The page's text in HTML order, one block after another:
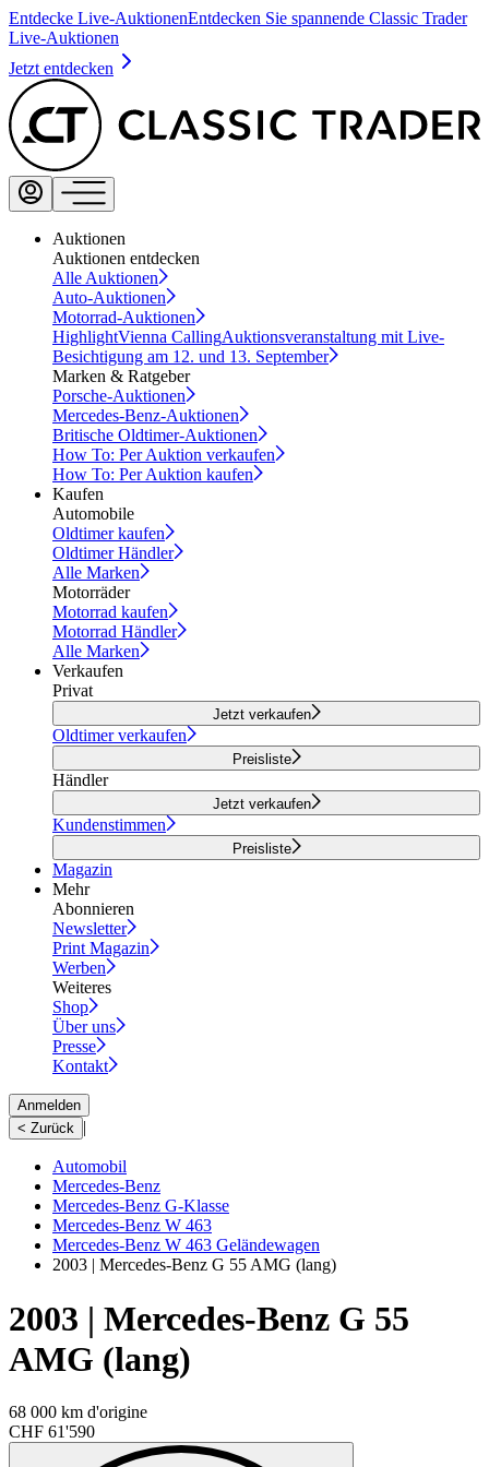
Entdecke Live-AuktionenEntdecken Sie spannende Classic Trader
Live-Auktionen
Jetzt entdecken
Auktionen
Auktionen entdecken
Alle Auktionen
Auto-Auktionen
Motorrad-Auktionen
HighlightVienna CallingAuktionsveranstaltung mit Live-
Besichtigung am 12. und 13. September
Marken & Ratgeber
Porsche-Auktionen
Mercedes-Benz-Auktionen
Britische Oldtimer-Auktionen
How To: Per Auktion verkaufen
How To: Per Auktion kaufen
Kaufen
Automobile
Oldtimer kaufen
Oldtimer Händler
Alle Marken
Motorräder
Motorrad kaufen
Motorrad Händler
Alle Marken
Verkaufen
Privat
Jetzt verkaufen
Oldtimer verkaufen
Preisliste
Händler
Jetzt verkaufen
Kundenstimmen
Preisliste
Magazin
Mehr
Abonnieren
Newsletter
Print Magazin
Werben
Weiteres
Shop
Über uns
Presse
Kontakt
Anmelden
< Zurück |
Automobil
Mercedes-Benz
Mercedes-Benz G-Klasse
Mercedes-Benz W 463
Mercedes-Benz W 463 Geländewagen
2003 | Mercedes-Benz G 55 AMG (lang)
2003 | Mercedes-Benz G 55
AMG (lang)
68 000 km d'origine
CHF 61'590